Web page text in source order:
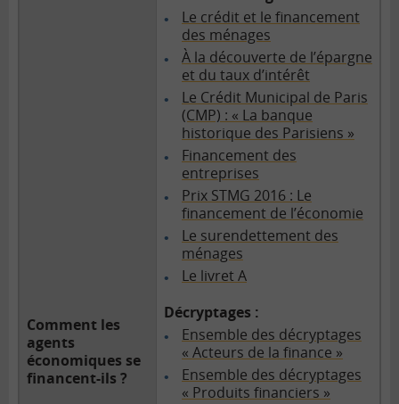
Comment les
agents
économiques se
financent-ils ?
Le crédit et le financement
des ménages
À la découverte de l’épargne
et du taux d’intérêt
Le Crédit Municipal de Paris
(CMP) : « La banque
historique des Parisiens »
Financement des
entreprises
Prix STMG 2016 : Le
financement de l’économie
Le surendettement des
ménages
Le livret A
Décryptages :
Ensemble des décryptages
« Acteurs de la finance »
Ensemble des décryptages
« Produits financiers »